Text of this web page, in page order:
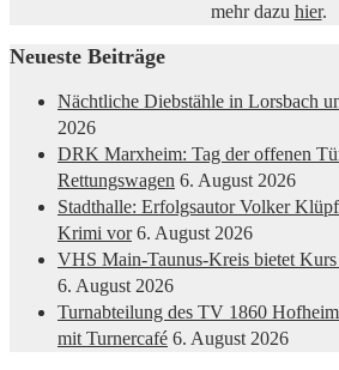
mehr dazu hier.
Neueste Beiträge
Nächtliche Diebstähle in Lorsbach
2026
DRK Marxheim: Tag der offenen
Rettungswagen 6. August 2026
Stadthalle: Erfolgsautor Volker
Krimi vor 6. August 2026
VHS Main-Taunus-Kreis bietet
6. August 2026
Turnabteilung des TV 1860
mit Turnercafé 6. August 2026